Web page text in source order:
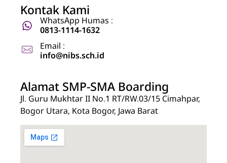
Kontak Kami
WhatsApp Humas :
0813-1114-1632
Email :
info@nibs.sch.id
Alamat SMP-SMA Boarding
Jl. Guru Mukhtar II No.1 RT/RW.03/15 Cimahpar,
Bogor Utara, Kota Bogor, Jawa Barat